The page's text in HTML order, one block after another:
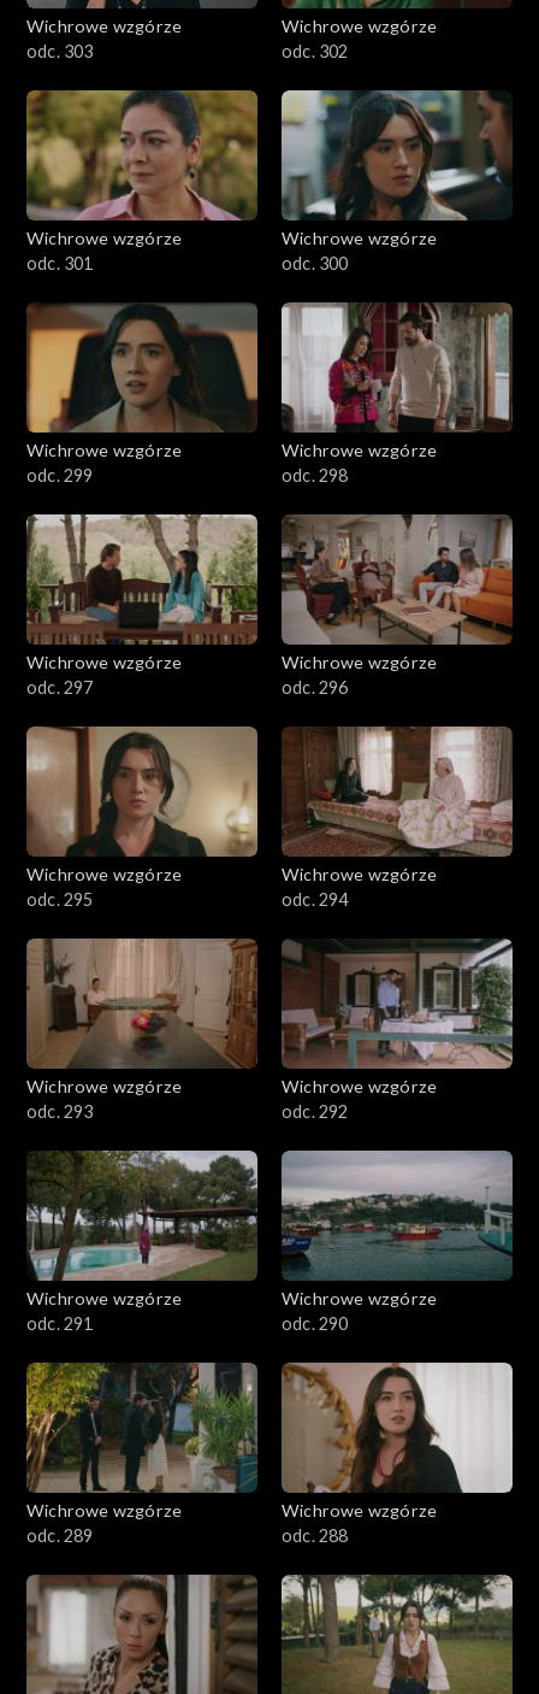
Wichrowe wzgórze
odc. 303
Wichrowe wzgórze
odc. 302
Wichrowe wzgórze
odc. 301
Wichrowe wzgórze
odc. 300
Wichrowe wzgórze
odc. 299
Wichrowe wzgórze
odc. 298
Wichrowe wzgórze
odc. 297
Wichrowe wzgórze
odc. 296
Wichrowe wzgórze
odc. 295
Wichrowe wzgórze
odc. 294
Wichrowe wzgórze
odc. 293
Wichrowe wzgórze
odc. 292
Wichrowe wzgórze
odc. 291
Wichrowe wzgórze
odc. 290
Wichrowe wzgórze
odc. 289
Wichrowe wzgórze
odc. 288